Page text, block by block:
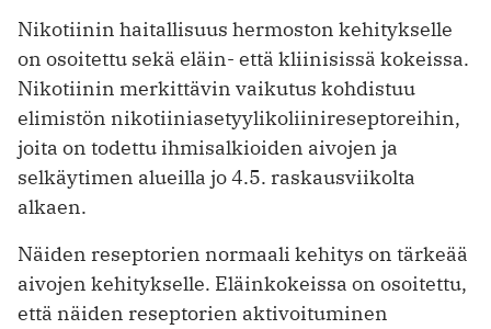
Nikotiinin haitallisuus hermoston kehitykselle
on osoitettu sekä eläin- että kliinisissä kokeissa.
Nikotiinin merkittävin vaikutus kohdistuu
elimistön nikotiiniasetyylikoliinireseptoreihin,
joita on todettu ihmisalkioiden aivojen ja
selkäytimen alueilla jo 4.5. raskausviikolta
alkaen.
Näiden reseptorien normaali kehitys on tärkeää
aivojen kehitykselle. Eläinkokeissa on osoitettu,
että näiden reseptorien aktivoituminen